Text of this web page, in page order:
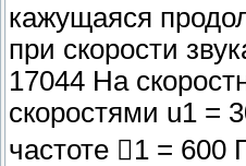
кажущаяся
при скорости
17044 На
скоростями u1 =
частоте 1 = 600